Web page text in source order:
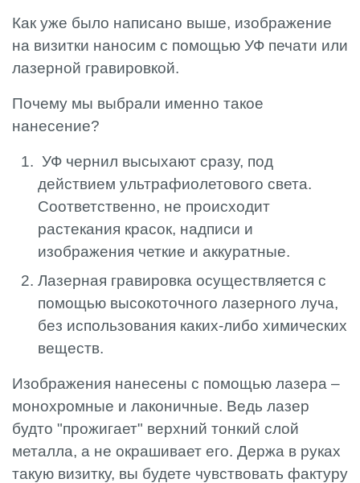
Как уже было написано выше, изображение
на визитки наносим с помощью УФ печати или
лазерной гравировкой.
Почему мы выбрали именно такое
нанесение?
УФ чернил высыхают сразу, под
действием ультрафиолетового света.
Соответственно, не происходит
растекания красок, надписи и
изображения четкие и аккуратные.
Лазерная гравировка осуществляется с
помощью высокоточного лазерного луча,
без использования каких-либо химических
веществ.
Изображения нанесены с помощью лазера –
монохромные и лаконичные. Ведь лазер
будто "прожигает" верхний тонкий слой
металла, а не окрашивает его. Держа в руках
такую ​​визитку, вы будете чувствовать фактуру